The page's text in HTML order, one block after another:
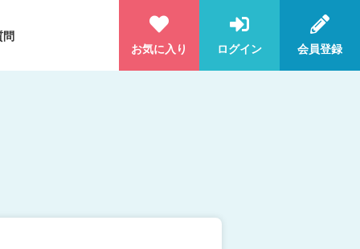
問
お気に入り
ログイン 会員登録